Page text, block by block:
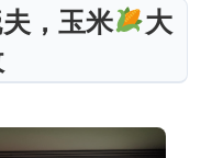
，玉米
大